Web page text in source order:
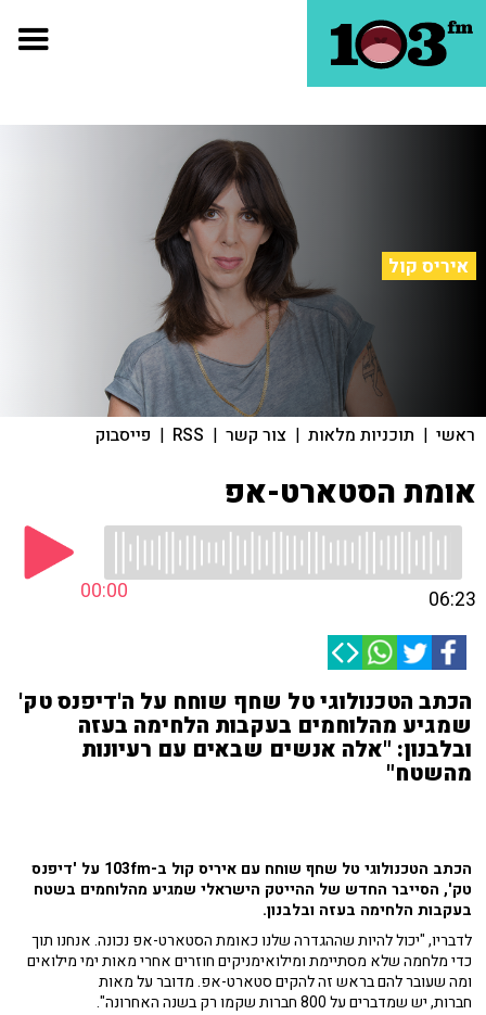
איריס קול
ראשי | תוכניות מלאות | צור קשר |
RSS
| פייסבוק
אומת הסטארט-אפ
00:00 06:23
הכתב הטכנולוגי טל שחף שוחח על ה'דיפנס טק'
שמגיע מהלוחמים בעקבות הלחימה בעזה
ובלבנון: "אלה אנשים שבאים עם רעיונות
מהשטח"
הכתב הטכנולוגי טל שחף שוחח עם איריס קול ב-103fm על 'דיפנס
טק', הסייבר החדש של ההייטק הישראלי שמגיע מהלוחמים בשטח
בעקבות הלחימה בעזה ובלבנון.
לדבריו, "יכול להיות שההגדרה שלנו כאומת הסטארט-אפ נכונה. אנחנו תוך
כדי מלחמה שלא מסתיימת ומילואימניקים חוזרים אחרי מאות ימי מילואים
ומה שעובר להם בראש זה להקים סטארט-אפ. מדובר על מאות
חברות, יש שמדברים על 800 חברות שקמו רק בשנה האחרונה".